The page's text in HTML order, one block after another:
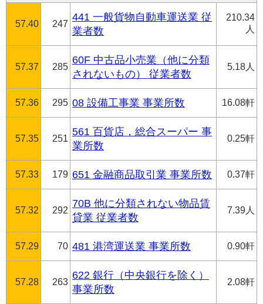
57.40 247
441 一般貨物自動車運送業 従
業者数
210.34
人
57.37 285
60F 中古品小売業（他に分類
されないもの） 従業者数
5.18人
57.36 295 08 設備工事業 事業所数 16.08軒
57.35 251
561 百貨店，総合スーパー 事
業所数
0.25軒
57.33 179 651 金融商品取引業 事業所数 0.37軒
57.32 292
70B 他に分類されない物品賃
貸業 従業者数
7.39人
57.29 70 481 港湾運送業 事業所数 0.90軒
57.28 263
622 銀行（中央銀行を除く）
事業所数
2.08軒